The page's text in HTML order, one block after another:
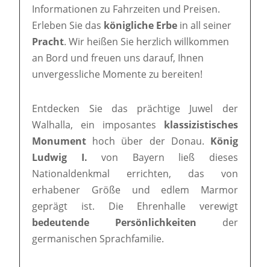
Informationen zu Fahrzeiten und Preisen.
Erleben Sie das königliche Erbe in all seiner
Pracht. Wir heißen Sie herzlich willkommen
an Bord und freuen uns darauf, Ihnen
unvergessliche Momente zu bereiten!
Entdecken Sie das prächtige Juwel der
Walhalla, ein imposantes klassizistisches
Monument hoch über der Donau. König
Ludwig I. von Bayern ließ dieses
Nationaldenkmal errichten, das von
erhabener Größe und edlem Marmor
geprägt ist. Die Ehrenhalle verewigt
bedeutende Persönlichkeiten der
germanischen Sprachfamilie.